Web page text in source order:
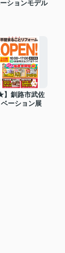
ションモデル
】釧路市武佐
ーション展